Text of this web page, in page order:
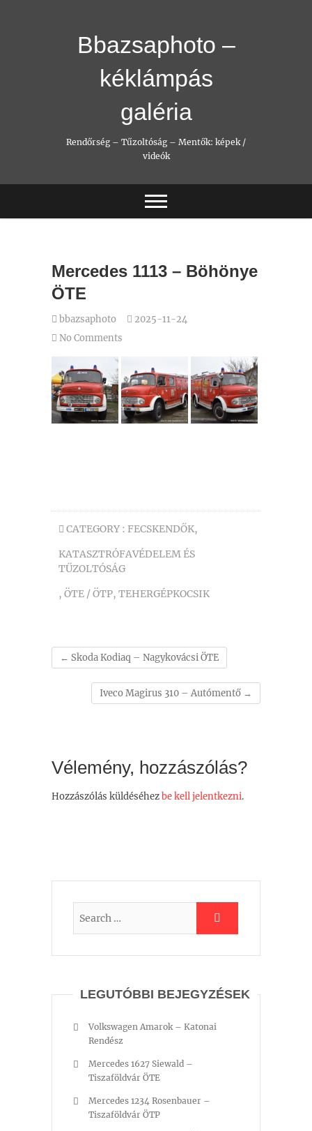
Bbazsaphoto –
kéklámpás
galéria
Rendőrség – Tűzoltóság – Mentők: képek /
videók
Mercedes 1113 – Böhönye
ÖTE
bbazsaphoto
2025-11-24
No Comments
CATEGORY : FECSKENDŐK,
KATASZTRÓFAVÉDELEM ÉS
TŰZOLTÓSÁG
, ÖTE / ÖTP, TEHERGÉPKOCSIK
← Skoda Kodiaq – Nagykovácsi ÖTE
Iveco Magirus 310 – Autómentő →
Vélemény, hozzászólás?
Hozzászólás küldéséhezbe kell jelentkezni.
LEGUTÓBBI BEJEGYZÉSEK
Volkswagen Amarok – Katonai
Rendész
Mercedes 1627 Siewald –
Tiszaföldvár ÖTE
Mercedes 1234 Rosenbauer –
Tiszaföldvár ÖTP